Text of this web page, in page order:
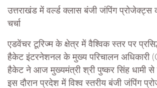
उत्तराखंड में वर्ल्ड क्लास बंजी जंपिंग प्रोजेक्ट्स
चर्चा
एडवेंचर टूरिज्म के क्षेत्र में वैश्विक स्तर पर
हैकेट इंटरनेशनल के मुख्य परिचालन अधिकारी
हैकेट ने आज मुख्यमंत्री श्री पुष्कर सिंह धामी से
इस दौरान प्रदेश में विश्व स्तरीय बंजी जंपिंग